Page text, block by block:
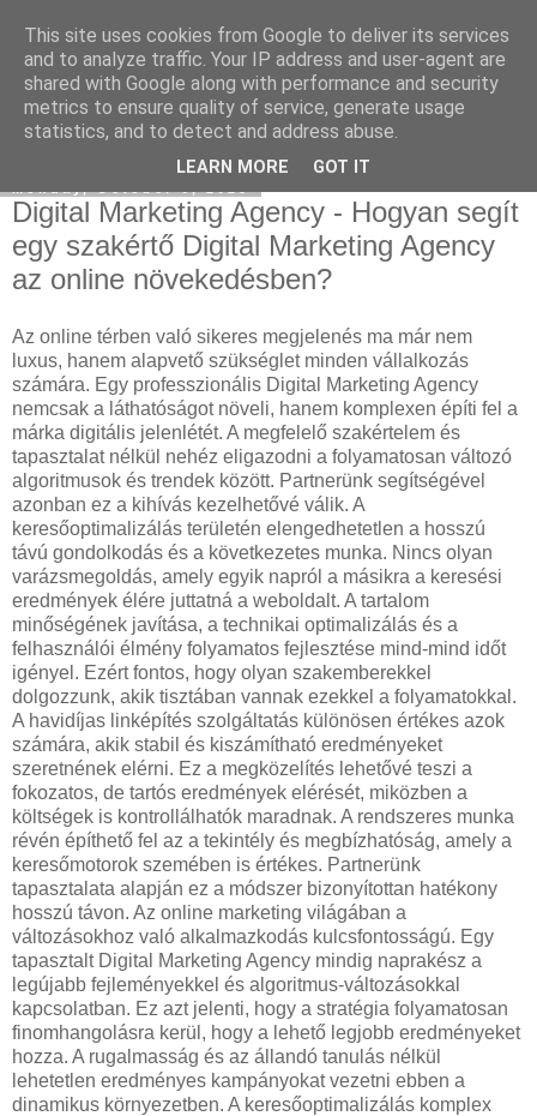
Eladó Seat
Digital Marketing Agency - Hogyan segít
egy szakértő Digital Marketing Agency
az online növekedésben?
Az online térben való sikeres megjelenés ma már nem
luxus, hanem alapvető szükséglet minden vállalkozás
számára. Egy professzionális Digital Marketing Agency
nemcsak a láthatóságot növeli, hanem komplexen építi fel a
márka digitális jelenlétét. A megfelelő szakértelem és
tapasztalat nélkül nehéz eligazodni a folyamatosan változó
algoritmusok és trendek között. Partnerünk segítségével
azonban ez a kihívás kezelhetővé válik. A
keresőoptimalizálás területén elengedhetetlen a hosszú
távú gondolkodás és a következetes munka. Nincs olyan
varázsmegoldás, amely egyik napról a másikra a keresési
eredmények élére juttatná a weboldalt. A tartalom
minőségének javítása, a technikai optimalizálás és a
felhasználói élmény folyamatos fejlesztése mind-mind időt
igényel. Ezért fontos, hogy olyan szakemberekkel
dolgozzunk, akik tisztában vannak ezekkel a folyamatokkal.
A havidíjas linképítés szolgáltatás különösen értékes azok
számára, akik stabil és kiszámítható eredményeket
szeretnének elérni. Ez a megközelítés lehetővé teszi a
fokozatos, de tartós eredmények elérését, miközben a
költségek is kontrollálhatók maradnak. A rendszeres munka
révén építhető fel az a tekintély és megbízhatóság, amely a
keresőmotorok szemében is értékes. Partnerünk
tapasztalata alapján ez a módszer bizonyítottan hatékony
hosszú távon. Az online marketing világában a
változásokhoz való alkalmazkodás kulcsfontosságú. Egy
tapasztalt Digital Marketing Agency mindig naprakész a
legújabb fejleményekkel és algoritmus-változásokkal
kapcsolatban. Ez azt jelenti, hogy a stratégia folyamatosan
finomhangolásra kerül, hogy a lehető legjobb eredményeket
hozza. A rugalmasság és az állandó tanulás nélkül
lehetetlen eredményes kampányokat vezetni ebben a
dinamikus környezetben. A keresőoptimalizálás komplex
This site uses cookies from Google to deliver its services
and to analyze traffic. Your IP address and user-agent are
shared with Google along with performance and security
metrics to ensure quality of service, generate usage
statistics, and to detect and address abuse.
LEARN MORE GOT IT